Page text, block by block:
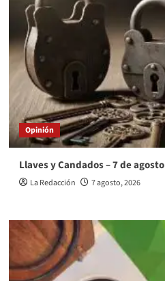
Opinión
Llaves y Candados – 7 de agosto
La Redacción 7 agosto, 2026